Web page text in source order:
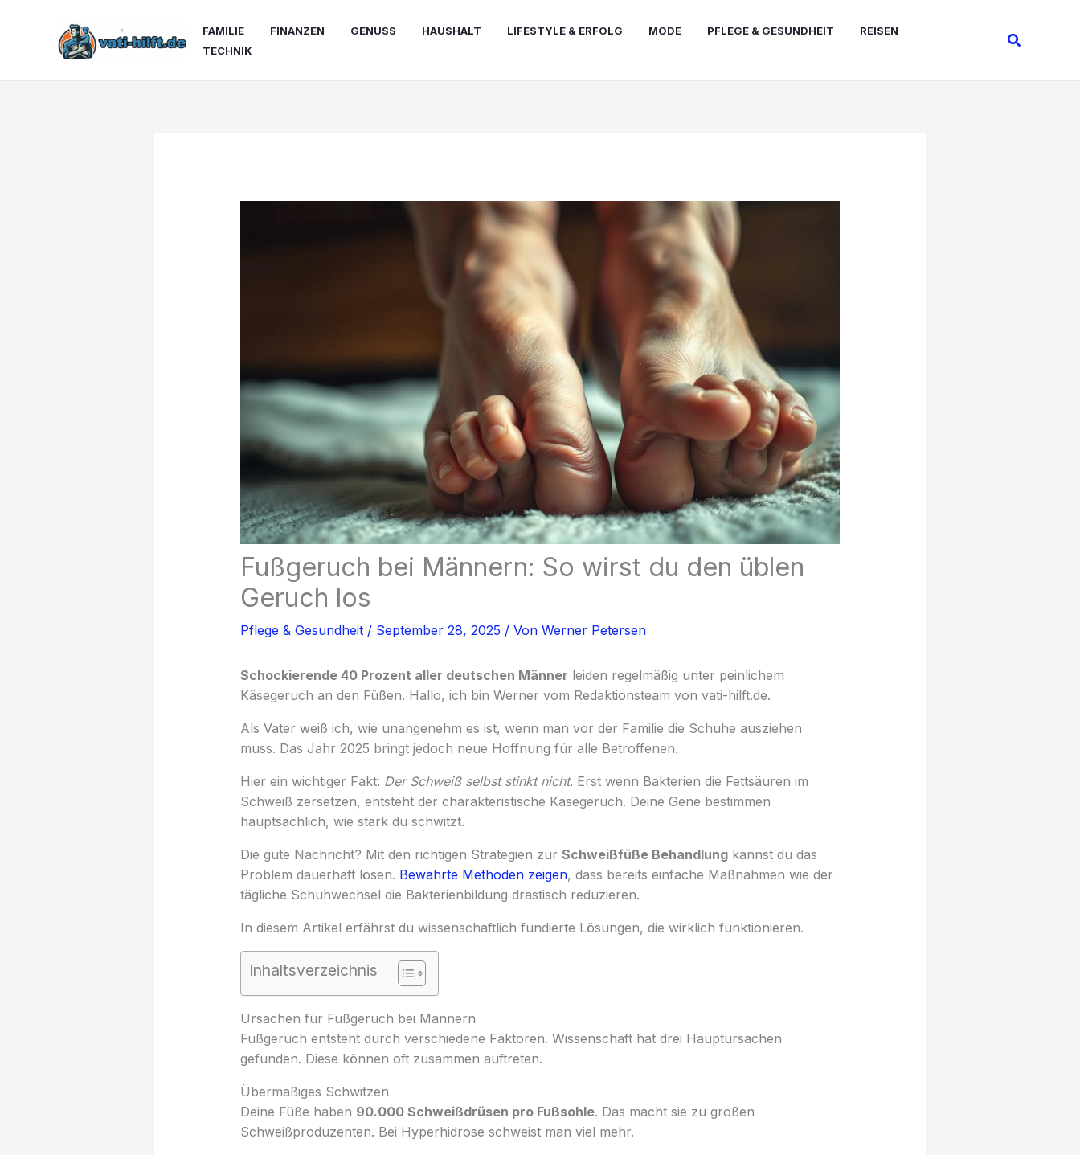
FAMILIE FINANZEN GENUSS HAUSHALT LIFESTYLE & ERFOLG MODE PFLEGE & GESUNDHEIT
REISEN
TECHNIK
Suchen
Fußgeruch bei Männern: So wirst du den üblen
Geruch los
Pflege & Gesundheit/ September 28, 2025 / Von Werner Petersen
Schockierende 40 Prozent aller deutschen Männer leiden regelmäßig unter peinlichem
Käsegeruch an den Füßen. Hallo, ich bin Werner vom Redaktionsteam von vati-hilft.de.
Als Vater weiß ich, wie unangenehm es ist, wenn man vor der Familie die Schuhe ausziehen
muss. Das Jahr 2025 bringt jedoch neue Hoffnung für alle Betroffenen.
Hier ein wichtiger Fakt: Der Schweiß selbst stinkt nicht. Erst wenn Bakterien die Fettsäuren im
Schweiß zersetzen, entsteht der charakteristische Käsegeruch. Deine Gene bestimmen
hauptsächlich, wie stark du schwitzt.
Die gute Nachricht? Mit den richtigen Strategien zur Schweißfüße Behandlungkannst du das
Problem dauerhaft lösen. Bewährte Methoden zeigen, dass bereits einfache Maßnahmen wie der
tägliche Schuhwechsel die Bakterienbildung drastisch reduzieren.
In diesem Artikel erfährst du wissenschaftlich fundierte Lösungen, die wirklich funktionieren.
Inhaltsverzeichnis
Ursachen für Fußgeruch bei Männern
Fußgeruch entsteht durch verschiedene Faktoren. Wissenschaft hat drei Hauptursachen
gefunden. Diese können oft zusammen auftreten.
Übermäßiges Schwitzen
Deine Füße haben 90.000 Schweißdrüsen pro Fußsohle. Das macht sie zu großen
Schweißproduzenten. Bei Hyperhidrose schweist man viel mehr.